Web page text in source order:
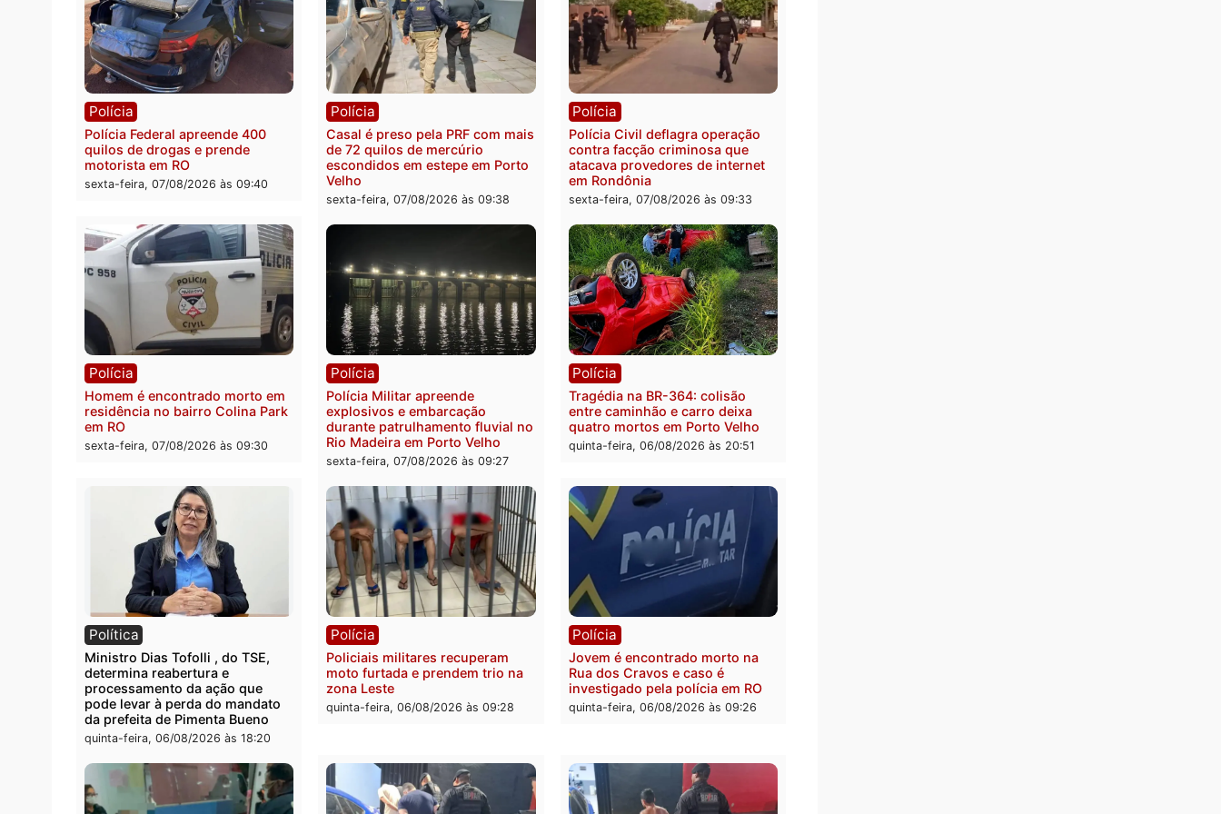
Política
Marcos Rogério apresenta Plano
de Governo com 228 projetos,
metas públicas e
acompanhamento de resultados
Política
Eleições 2026: Pastor Evanildo
pode ser o primeiro pastor de
Rondônia na Câmara Federal
2 MILHÕES – Unnesa apresenta
documentos que comprovam
transparência e legalidade na
operação alvo da PF
sexta-feira, 07/08/2026 às 12:24
Polícia
Polícia Federal apreende 400
quilos de drogas e prende
motorista em RO
Polícia
Casal é preso pela PRF com mais
de 72 quilos de mercúrio
escondidos em estepe em Porto
Velho
sexta-feira, 07/08/2026 às 09:38
Polícia
Polícia Civil deflagra operação
contra facção criminosa que
atacava provedores de internet
sexta-feira, 07/08/2026 às 09:33
Polícia
Homem é encontrado morto em
residência no bairro Colina Park
em RO
sexta-feira, 07/08/2026 às 09:30
Polícia
Polícia Militar apreende
Rio Madeira em Porto Velho
sexta-feira, 07/08/2026 às 09:27
Polícia
Tragédia na BR-364: colisão
quinta-feira, 06/08/2026 às 20:51